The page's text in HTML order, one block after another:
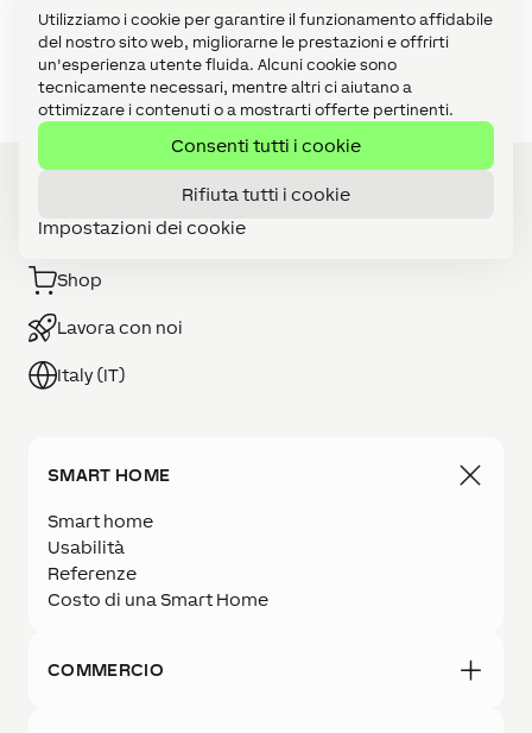
Utilizziamo i cookie per garantire il funzionamento affidabile
del nostro sito web, migliorarne le prestazioni e offrirti
un'esperienza utente fluida. Alcuni cookie sono
tecnicamente necessari, mentre altri ci aiutano a
ottimizzare i contenuti o a mostrarti offerte pertinenti.
Consenti tutti i cookie
Rifiuta tutti i cookie
Impostazioni dei cookie
Video tutorial (1)
Visualizzazione (1)
Diventa Partner
Shop
Lavora con noi
Italy (IT)
SMART HOME
Smart home
Usabilità
Referenze
Costo di una Smart Home
COMMERCIO